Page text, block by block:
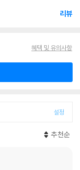
리뷰
혜택 및 유의사항
설정
추천순